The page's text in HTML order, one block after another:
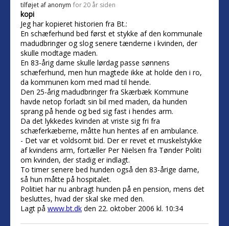
tilføjet af anonym for 20 år siden
kopi
Jeg har kopieret historien fra Bt.:
En schæferhund bed først et stykke af den kommunale
madudbringer og slog senere tænderne i kvinden, der
skulle modtage maden.
En 83-årig dame skulle lørdag passe sønnens
schæferhund, men hun magtede ikke at holde den i ro,
da kommunen kom med mad til hende.
Den 25-årig madudbringer fra Skærbæk Kommune
havde netop forladt sin bil med maden, da hunden
sprang på hende og bed sig fast i hendes arm.
Da det lykkedes kvinden at vriste sig fri fra
schæferkæberne, måtte hun hentes af en ambulance.
- Det var et voldsomt bid. Der er revet et muskelstykke
af kvindens arm, fortæller Per Nielsen fra Tønder Politi
om kvinden, der stadig er indlagt.
To timer senere bed hunden også den 83-årige dame,
så hun måtte på hospitalet.
Politiet har nu anbragt hunden på en pension, mens det
besluttes, hvad der skal ske med den.
Lagt på www.bt.dk den 22. oktober 2006 kl. 10:34